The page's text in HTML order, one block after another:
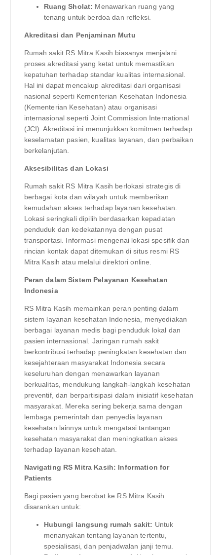
Ruang Sholat: Menawarkan ruang yang
tenang untuk berdoa dan refleksi.
Akreditasi dan Penjaminan Mutu
Rumah sakit RS Mitra Kasih biasanya menjalani
proses akreditasi yang ketat untuk memastikan
kepatuhan terhadap standar kualitas internasional.
Hal ini dapat mencakup akreditasi dari organisasi
nasional seperti Kementerian Kesehatan Indonesia
(Kementerian Kesehatan) atau organisasi
internasional seperti Joint Commission International
(JCI). Akreditasi ini menunjukkan komitmen terhadap
keselamatan pasien, kualitas layanan, dan perbaikan
berkelanjutan.
Aksesibilitas dan Lokasi
Rumah sakit RS Mitra Kasih berlokasi strategis di
berbagai kota dan wilayah untuk memberikan
kemudahan akses terhadap layanan kesehatan.
Lokasi seringkali dipilih berdasarkan kepadatan
penduduk dan kedekatannya dengan pusat
transportasi. Informasi mengenai lokasi spesifik dan
rincian kontak dapat ditemukan di situs resmi RS
Mitra Kasih atau melalui direktori online.
Peran dalam Sistem Pelayanan Kesehatan
Indonesia
RS Mitra Kasih memainkan peran penting dalam
sistem layanan kesehatan Indonesia, menyediakan
berbagai layanan medis bagi penduduk lokal dan
pasien internasional. Jaringan rumah sakit
berkontribusi terhadap peningkatan kesehatan dan
kesejahteraan masyarakat Indonesia secara
keseluruhan dengan menawarkan layanan
berkualitas, mendukung langkah-langkah kesehatan
preventif, dan berpartisipasi dalam inisiatif kesehatan
masyarakat. Mereka sering bekerja sama dengan
lembaga pemerintah dan penyedia layanan
kesehatan lainnya untuk mengatasi tantangan
kesehatan masyarakat dan meningkatkan akses
terhadap layanan kesehatan.
Navigating RS Mitra Kasih: Information for
Patients
Bagi pasien yang berobat ke RS Mitra Kasih
disarankan untuk:
Hubungi langsung rumah sakit: Untuk
menanyakan tentang layanan tertentu,
spesialisasi, dan penjadwalan janji temu.